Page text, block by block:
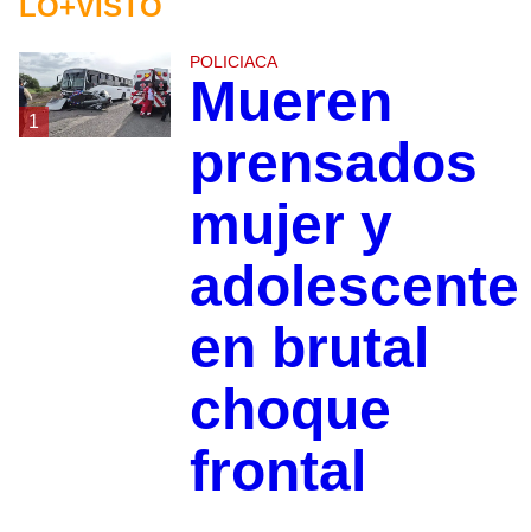
LO+VISTO
1
POLICIACA
Mueren
prensados
mujer y
adolescente
en brutal
choque
frontal